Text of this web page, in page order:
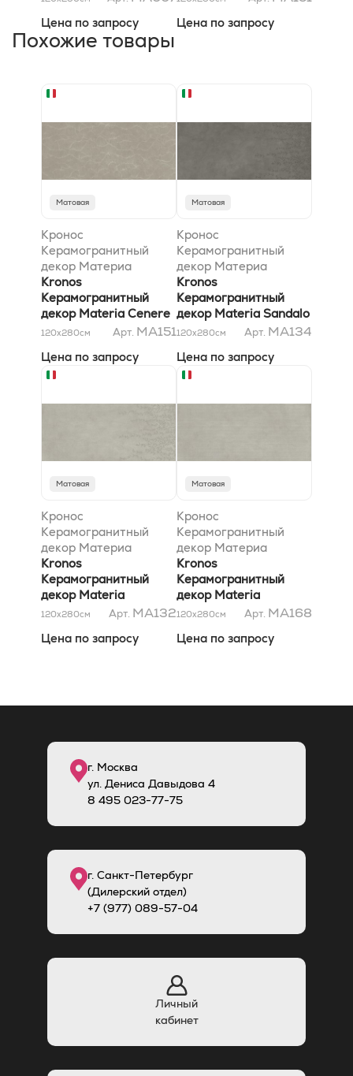
Цена по запросу Цена по запросу
Похожие товары
Матовая
Кронос
Керамогранитный
декор Материа
Ченере Хари 120x280
матовый
Kronos
Керамогранитный
декор Materia Cenere
Hari 120x280 матовый
120x280см Арт. MA151
Цена по запросу
Матовая
Кронос
Керамогранитный
декор Материа
Сандало Еделис
120x280 матовый
Kronos
Керамогранитный
декор Materia Sandalo
Edelis 120x280
120x280см Арт. MA134
Цена по запросу
Матовая
Кронос
Керамогранитный
декор Материа
Чементо Еделис
120x280 матовый
Kronos
Керамогранитный
декор Materia
Cemento Edelis
120x280см Арт. MA132
Цена по запросу
Матовая
Кронос
Керамогранитный
декор Материа
Чементо Линова
120x280 матовый
Kronos
Керамогранитный
декор Materia
Cemento Linova
120x280см Арт. MA168
Цена по запросу
г. Москва
ул. Дениса Давыдова 4
8 495 023-77-75
г. Санкт-Петербург
(Дилерский отдел)
+7 (977) 089-57-04
Личный
кабинет